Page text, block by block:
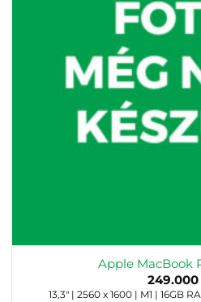
Apple MacBook
249.000
13,3" | 2560 x 1600 | M1 | 16GB